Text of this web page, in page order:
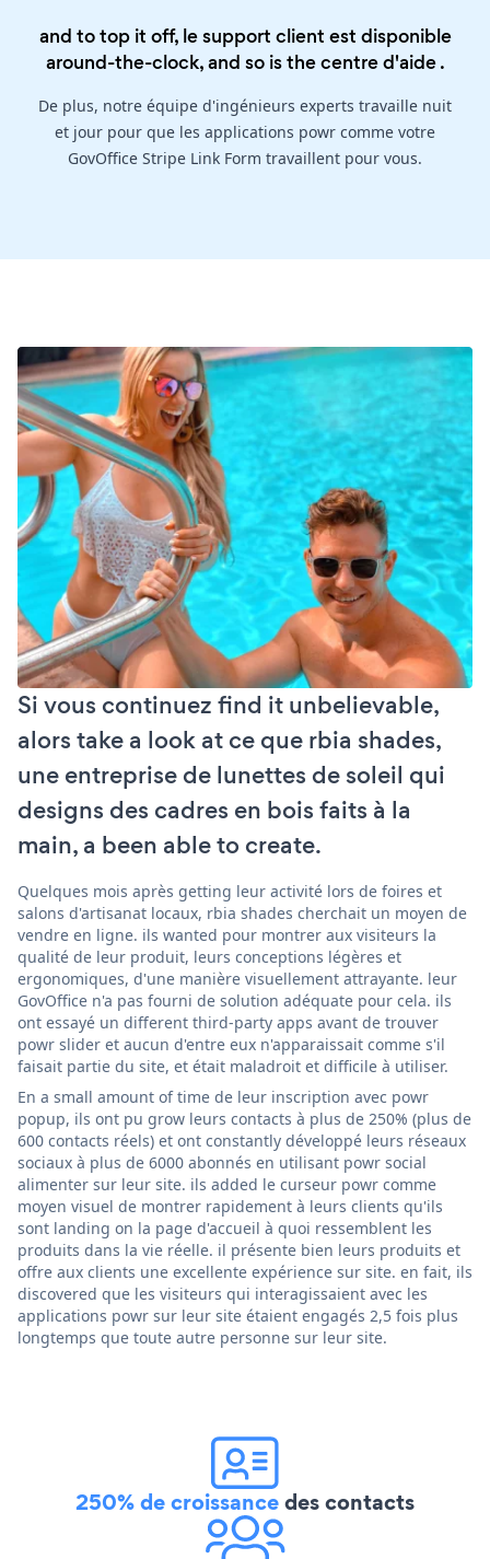
and to top it off, le support client est disponible
around-the-clock, and so is thecentre d'aide.
De plus, notre équipe d'ingénieurs experts travaille nuit
et jour pour que les applications powr comme votre
GovOffice Stripe Link Form travaillent pour vous.
Si vous continuez find it unbelievable,
alors take a look at ce que rbia shades,
une entreprise de lunettes de soleil qui
designs des cadres en bois faits à la
main, a been able to create.
Quelques mois après getting leur activité lors de foires et
salons d'artisanat locaux, rbia shades cherchait un moyen de
vendre en ligne. ils wanted pour montrer aux visiteurs la
qualité de leur produit, leurs conceptions légères et
ergonomiques, d'une manière visuellement attrayante. leur
GovOffice n'a pas fourni de solution adéquate pour cela. ils
ont essayé un different third-party apps avant de trouver
powr slider et aucun d'entre eux n'apparaissait comme s'il
faisait partie du site, et était maladroit et difficile à utiliser.
En a small amount of time de leur inscription avec powr
popup, ils ont pu grow leurs contacts à plus de 250% (plus de
600 contacts réels) et ont constantly développé leurs réseaux
sociaux à plus de 6000 abonnés en utilisant powr social
alimenter sur leur site. ils added le curseur powr comme
moyen visuel de montrer rapidement à leurs clients qu'ils
sont landing on la page d'accueil à quoi ressemblent les
produits dans la vie réelle. il présente bien leurs produits et
offre aux clients une excellente expérience sur site. en fait, ils
discovered que les visiteurs qui interagissaient avec les
applications powr sur leur site étaient engagés 2,5 fois plus
longtemps que toute autre personne sur leur site.
250% de croissancedes contacts